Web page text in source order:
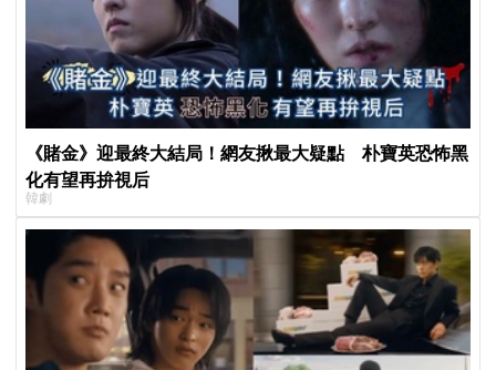
《賭金》迎最終大結局！網友揪最大疑點 朴寶英恐怖黑
化有望再拚視后
韓劇